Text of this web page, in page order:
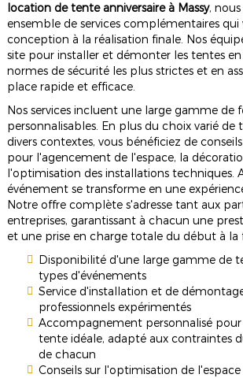
location de tente anniversaire à Massy,
ensemble de services complémentaires qui
conception à la réalisation finale. Nos
site pour installer et démonter les tentes
normes de sécurité les plus strictes et en
place rapide et efficace.
Nos services incluent une large gamme de
personnalisables. En plus du choix varié de
divers contextes, vous bénéficiez de
pour l'agencement de l'espace, la
l'optimisation des installations techniques.
événement se transforme en une
Notre offre complète s'adresse tant aux
entreprises, garantissant à chacun une
et une prise en charge totale du début à la
Disponibilité d'une large gamme de
types d'événements
Service d'installation et de
professionnels expérimentés
Accompagnement personnalisé pour
tente idéale, adapté aux contraintes
de chacun
Conseils sur l'optimisation de